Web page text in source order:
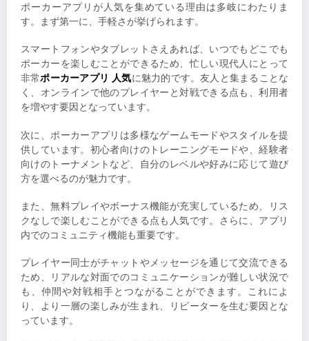
ポーカーアプリが人気を集めている理由は多岐にわたりま
す。まず第一に、手軽さが挙げられます。
スマートフォンやタブレットさえあれば、いつでもどこでも
ポーカーを楽しむことができるため、忙しい現代人にとって
非常ポーカーアプリ 人気に魅力的です。友人と集まることな
く、オンラインで他のプレイヤーと対戦できる点も、利用者
を増やす要因となっています。
次に、ポーカーアプリは多様なゲームモードやスタイルを提
供しています。初心者向けのトレーニングモードや、経験者
向けのトーナメントなど、自分のレベルや好みに応じて遊び
方を選べるのが魅力です。
また、無料プレイやボーナス機能が充実しているため、リス
クなしで楽しむことができる点も人気です。さらに、アプリ
内でのコミュニティ機能も重要です。
プレイヤー同士がチャットやメッセージを通じて交流できる
ため、リアルな対面でのコミュニケーションが難しい状況で
も、仲間や対戦相手とつながることができます。これによ
り、より一層の楽しみが生まれ、リピーターを生む要因とな
っています。